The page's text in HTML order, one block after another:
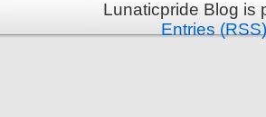
Lunaticpride Blog is
Entries (RSS)